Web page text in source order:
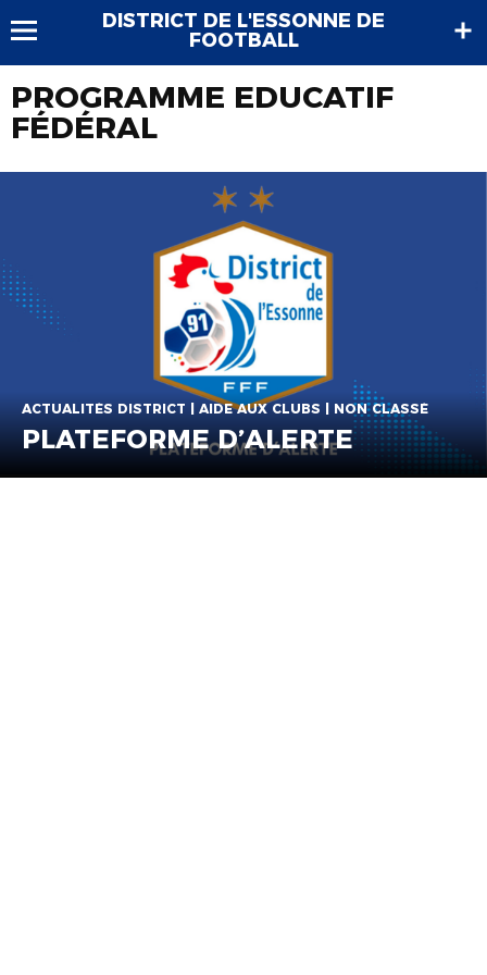
DISTRICT DE L'ESSONNE DE
FOOTBALL
PROGRAMME EDUCATIF
FÉDÉRAL
ACTUALITÉS DISTRICT | AIDE AUX CLUBS | NON CLASSÉ
PLATEFORME D’ALERTE